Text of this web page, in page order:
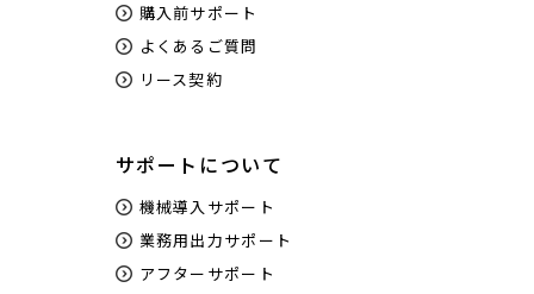
購入前サポート
よくあるご質問
リース契約
サポートについて
機械導入サポート
業務用出力サポート
アフターサポート